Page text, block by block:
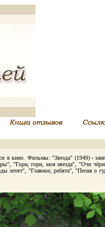
в кино. Фильмы: "Звезда" (1949) -
"Гори, гори, моя звезда", "Очи
летят", "Главное, ребята", "Песня о